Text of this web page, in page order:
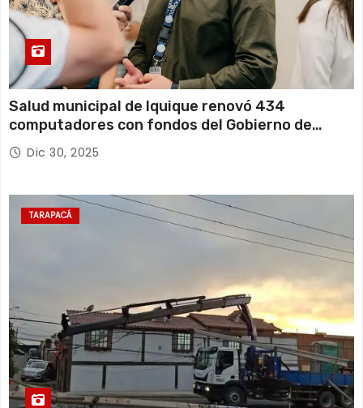
Salud municipal de Iquique renovó 434
computadores con fondos del Gobierno de
Tarapacá
Dic 30, 2025
TARAPACÁ